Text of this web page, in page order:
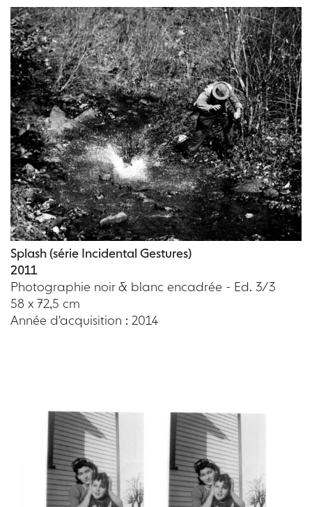
Splash (série Incidental Gestures)
2011
Photographie noir & blanc encadrée - Ed. 3/3
58 x 72,5 cm
Année d'acquisition : 2014